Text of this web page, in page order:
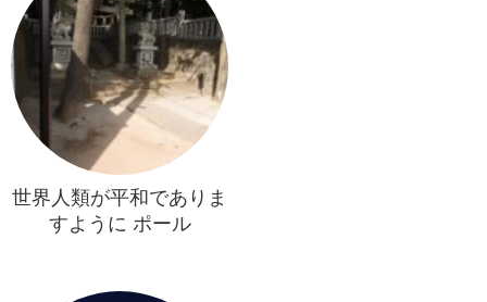
世界人類が平和でありま
すように ポール